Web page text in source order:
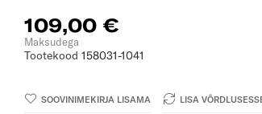
109,00 €
Maksudega
Tootekood 158031-1041
SOOVINIMEKIRJA LISAMA LISA